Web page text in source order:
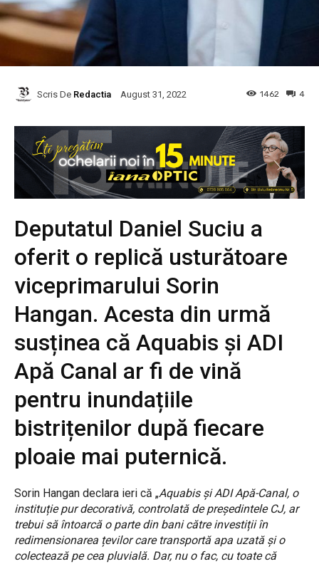
Scris De Redactia August 31, 2022 4
1462
Deputatul Daniel Suciu a
oferit o replică usturătoare
viceprimarului Sorin
Hangan. Acesta din urmă
susținea că Aquabis și ADI
Apă Canal ar fi de vină
pentru inundațiile
bistrițenilor după fiecare
ploaie mai puternică.
Sorin Hangan declara ieri că „Aquabis și ADI Apă-Canal, o
instituție pur decorativă, controlată de președintele CJ, ar
trebui să întoarcă o parte din bani către investiții în
redimensionarea țevilor care transportă apa uzată și o
colectează pe cea pluvială. Dar, nu o fac, cu toate că